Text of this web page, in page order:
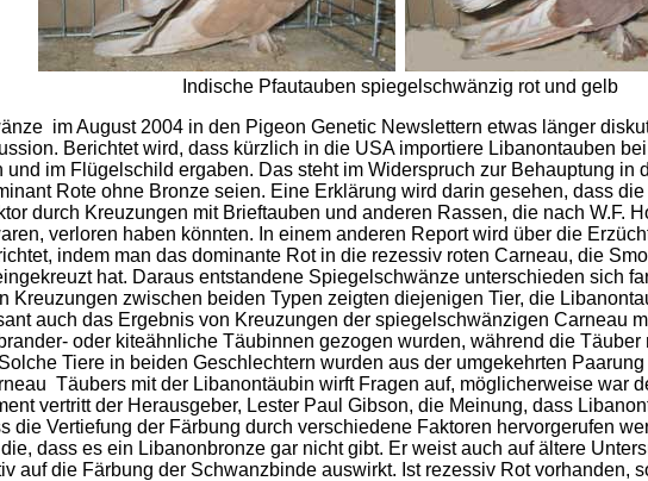
Indische Pfautauben spiegelschwänzig rot und gelb
im August 2004 in den Pigeon Genetic Newslettern etwas länger
Berichtet wird, dass kürzlich in die USA importiere Libanontauben
und im Flügelschild ergaben. Das steht im Widerspruch zur Behauptung in
Rote ohne Bronze seien. Eine Erklärung wird darin gesehen, dass
durch Kreuzungen mit Brieftauben und anderen Rassen, die nach W.F.
verloren haben könnten. In einem anderen Report wird über die
indem man das dominante Rot in die rezessiv roten Carneau, die
hat. Daraus entstandene Spiegelschwänze unterschieden sich
Kreuzungen zwischen beiden Typen zeigten diejenigen Tier, die
auch das Ergebnis von Kreuzungen der spiegelschwänzigen Carneau
oder kiteähnliche Täubinnen gezogen wurden, während die Täuber
Tiere in beiden Geschlechtern wurden aus der umgekehrten
Täubers mit der Libanontäubin wirft Fragen auf, möglicherweise war
vertritt der Herausgeber, Lester Paul Gibson, die Meinung, dass
die Vertiefung der Färbung durch verschiedene Faktoren hervorgerufen
dass es ein Libanonbronze gar nicht gibt. Er weist auch auf ältere
auf die Färbung der Schwanzbinde auswirkt. Ist rezessiv Rot vorhanden,